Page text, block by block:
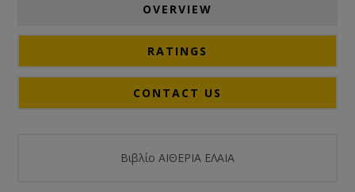
OVERVIEW
RATINGS
CONTACT US
Βιβλίο ΑΙΘΕΡΙΑ ΕΛΑΙΑ